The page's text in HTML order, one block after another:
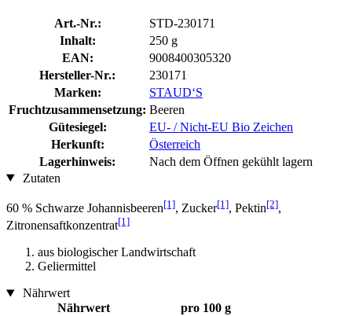
Art.-Nr.:
STD-230171
Inhalt:
250 g
EAN:
9008400305320
Hersteller-Nr.:
230171
Marken:
STAUD‘S
Fruchtzusammensetzung: Beeren
Gütesiegel:
EU- / Nicht-EU Bio Zeichen
Herkunft:
Österreich
Lagerhinweis:
Nach dem Öffnen gekühlt lagern
Zutaten
60 % Schwarze Johannisbeeren[1], Zucker[1], Pektin[2],
Zitronensaftkonzentrat[1]
aus biologischer Landwirtschaft
Geliermittel
Nährwert
Nährwert
pro 100 g